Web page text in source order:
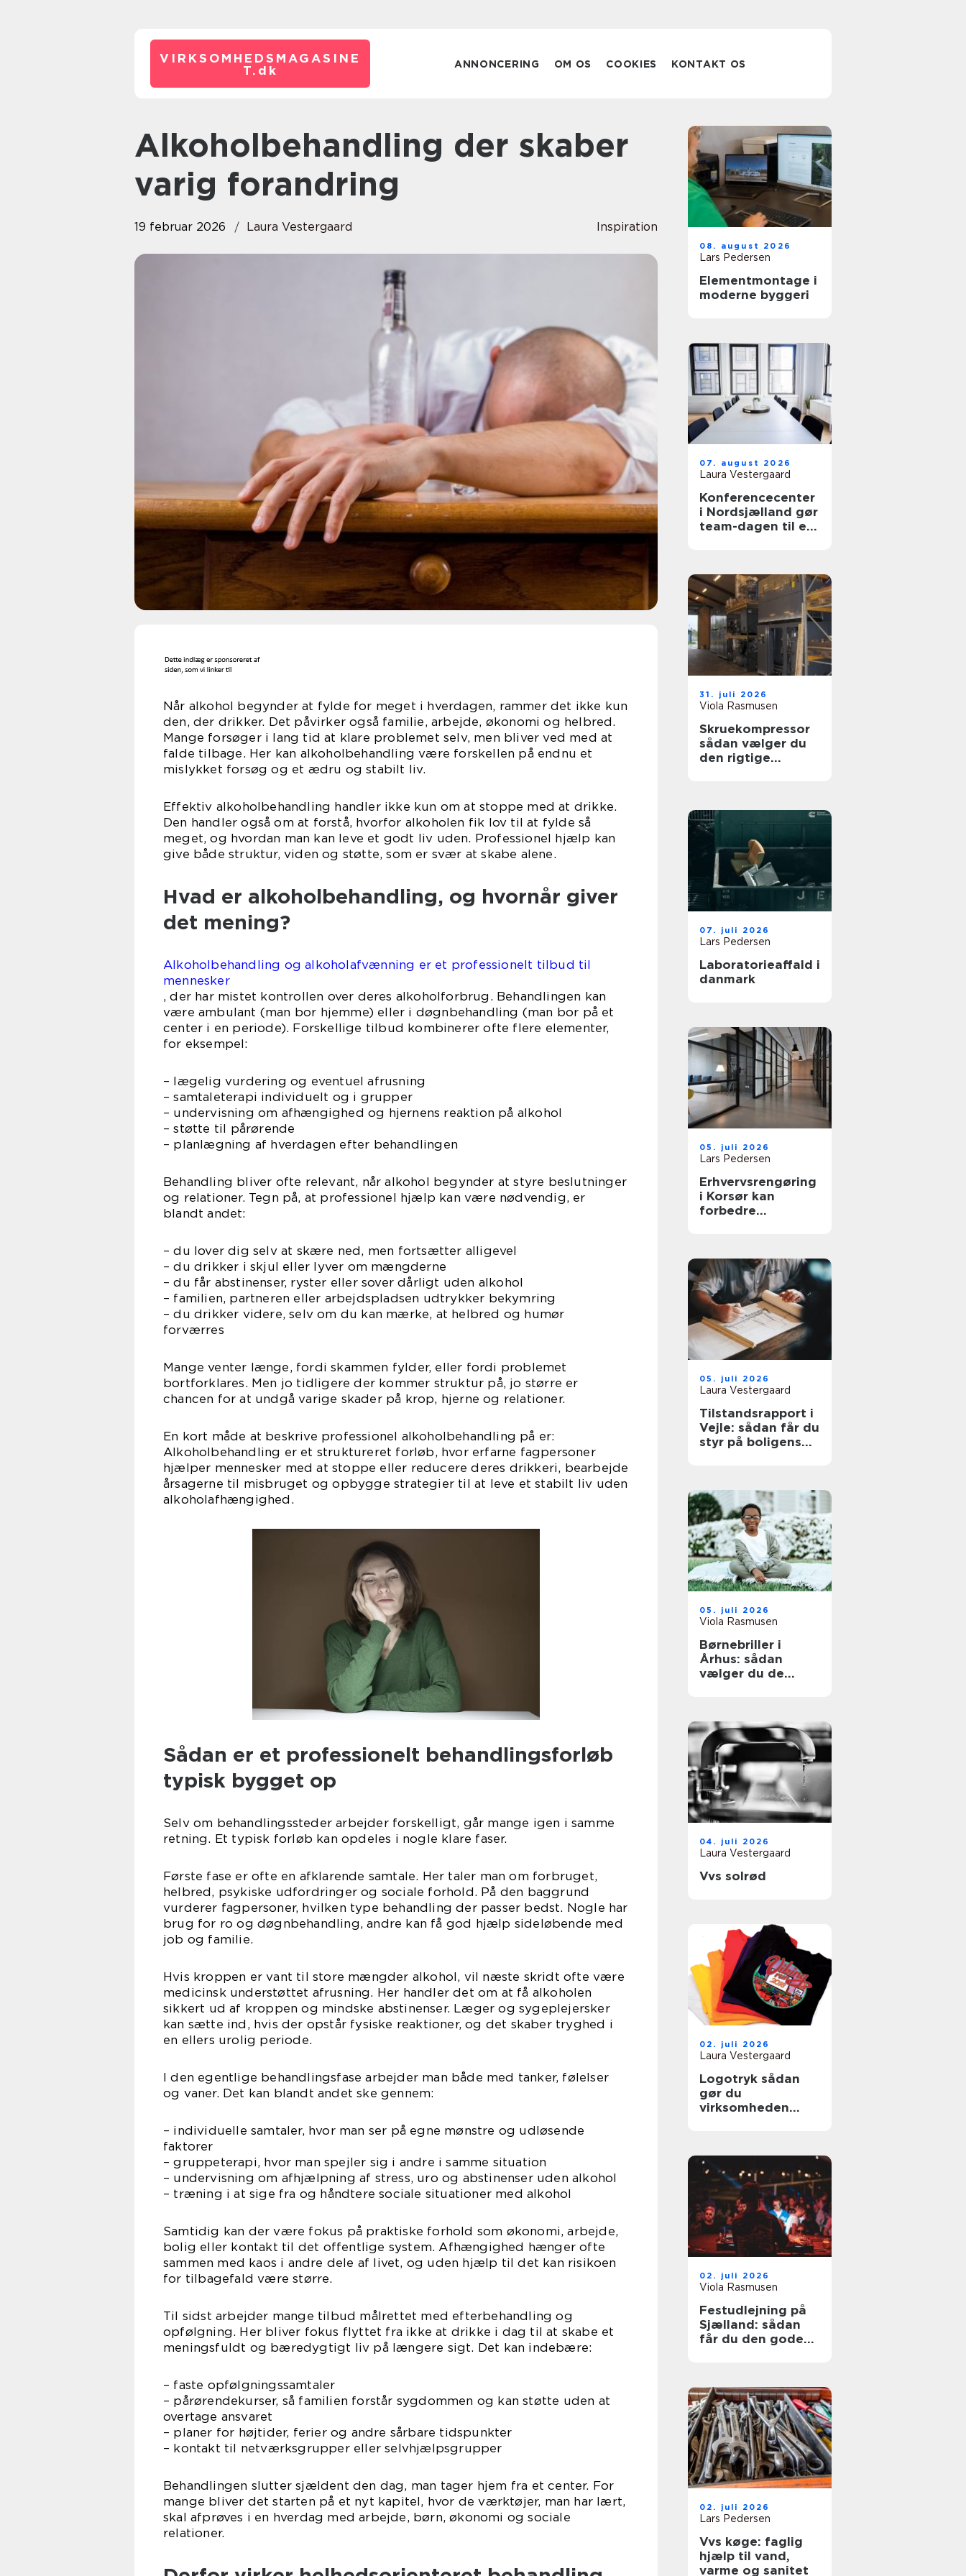
VIRKSOMHEDSMAGASINE
T. dk ANNONCERING OM OS COOKIES KONTAKT OS
Alkoholbehandling der skaber
varig forandring
19 februar 2026 Laura Vestergaard Inspiration
Når alkohol begynder at fylde for meget i hverdagen, rammer det ikke kun
den, der drikker. Det påvirker også familie, arbejde, økonomi og helbred.
Mange forsøger i lang tid at klare problemet selv, men bliver ved med at
falde tilbage. Her kan alkoholbehandling være forskellen på endnu et
mislykket forsøg og et ædru og stabilt liv.
Effektiv alkoholbehandling handler ikke kun om at stoppe med at drikke.
Den handler også om at forstå, hvorfor alkoholen fik lov til at fylde så
meget, og hvordan man kan leve et godt liv uden. Professionel hjælp kan
give både struktur, viden og støtte, som er svær at skabe alene.
Hvad er alkoholbehandling, og hvornår giver
det mening?
Alkoholbehandling og alkoholafvænning er et professionelt tilbud til
mennesker
, der har mistet kontrollen over deres alkoholforbrug. Behandlingen kan
være ambulant (man bor hjemme) eller i døgnbehandling (man bor på et
center i en periode). Forskellige tilbud kombinerer ofte flere elementer,
for eksempel:
– lægelig vurdering og eventuel afrusning
– samtaleterapi individuelt og i grupper
– undervisning om afhængighed og hjernens reaktion på alkohol
– støtte til pårørende
– planlægning af hverdagen efter behandlingen
Behandling bliver ofte relevant, når alkohol begynder at styre beslutninger
og relationer. Tegn på, at professionel hjælp kan være nødvendig, er
blandt andet:
– du lover dig selv at skære ned, men fortsætter alligevel
– du drikker i skjul eller lyver om mængderne
– du får abstinenser, ryster eller sover dårligt uden alkohol
– familien, partneren eller arbejdspladsen udtrykker bekymring
– du drikker videre, selv om du kan mærke, at helbred og humør
forværres
Mange venter længe, fordi skammen fylder, eller fordi problemet
bortforklares. Men jo tidligere der kommer struktur på, jo større er
chancen for at undgå varige skader på krop, hjerne og relationer.
En kort måde at beskrive professionel alkoholbehandling på er:
Alkoholbehandling er et struktureret forløb, hvor erfarne fagpersoner
hjælper mennesker med at stoppe eller reducere deres drikkeri, bearbejde
årsagerne til misbruget og opbygge strategier til at leve et stabilt liv uden
alkoholafhængighed.
Sådan er et professionelt behandlingsforløb
typisk bygget op
Selv om behandlingssteder arbejder forskelligt, går mange igen i samme
retning. Et typisk forløb kan opdeles i nogle klare faser.
Første fase er ofte en afklarende samtale. Her taler man om forbruget,
helbred, psykiske udfordringer og sociale forhold. På den baggrund
vurderer fagpersoner, hvilken type behandling der passer bedst. Nogle har
brug for ro og døgnbehandling, andre kan få god hjælp sideløbende med
job og familie.
Hvis kroppen er vant til store mængder alkohol, vil næste skridt ofte være
medicinsk understøttet afrusning. Her handler det om at få alkoholen
sikkert ud af kroppen og mindske abstinenser. Læger og sygeplejersker
kan sætte ind, hvis der opstår fysiske reaktioner, og det skaber tryghed i
en ellers urolig periode.
I den egentlige behandlingsfase arbejder man både med tanker, følelser
og vaner. Det kan blandt andet ske gennem:
– individuelle samtaler, hvor man ser på egne mønstre og udløsende
faktorer
– gruppeterapi, hvor man spejler sig i andre i samme situation
– undervisning om afhjælpning af stress, uro og abstinenser uden alkohol
– træning i at sige fra og håndtere sociale situationer med alkohol
Samtidig kan der være fokus på praktiske forhold som økonomi, arbejde,
bolig eller kontakt til det offentlige system. Afhængighed hænger ofte
sammen med kaos i andre dele af livet, og uden hjælp til det kan risikoen
for tilbagefald være større.
Til sidst arbejder mange tilbud målrettet med efterbehandling og
opfølgning. Her bliver fokus flyttet fra ikke at drikke i dag til at skabe et
meningsfuldt og bæredygtigt liv på længere sigt. Det kan indebære:
– faste opfølgningssamtaler
– pårørendekurser, så familien forstår sygdommen og kan støtte uden at
overtage ansvaret
– planer for højtider, ferier og andre sårbare tidspunkter
– kontakt til netværksgrupper eller selvhjælpsgrupper
Behandlingen slutter sjældent den dag, man tager hjem fra et center. For
mange bliver det starten på et nyt kapitel, hvor de værktøjer, man har lært,
skal afprøves i en hverdag med arbejde, børn, økonomi og sociale
relationer.
08. august 2026
Lars Pedersen
Elementmontage i
moderne byggeri
07. august 2026
Laura Vestergaard
Konferencecenter
i Nordsjælland gør
team-dagen til en
31. juli 2026
Viola Rasmusen
Skruekompressor
sådan vælger du
den rigtige
07. juli 2026
Lars Pedersen
Laboratorieaffald i
danmark
05. juli 2026
Lars Pedersen
Erhvervsrengøring
i Korsør kan
forbedre
05. juli 2026
Laura Vestergaard
Tilstandsrapport i
Vejle: sådan får du
styr på boligens
05. juli 2026
Viola Rasmusen
Børnebriller i
Århus: sådan
vælger du de
04. juli 2026
Laura Vestergaard
Vvs solrød
02. juli 2026
Laura Vestergaard
Logotryk sådan
gør du
virksomheden
02. juli 2026
Viola Rasmusen
Festudlejning på
Sjælland: sådan
får du den gode
02. juli 2026
Lars Pedersen
Vvs køge: faglig
hjælp til vand,
varme og sanitet